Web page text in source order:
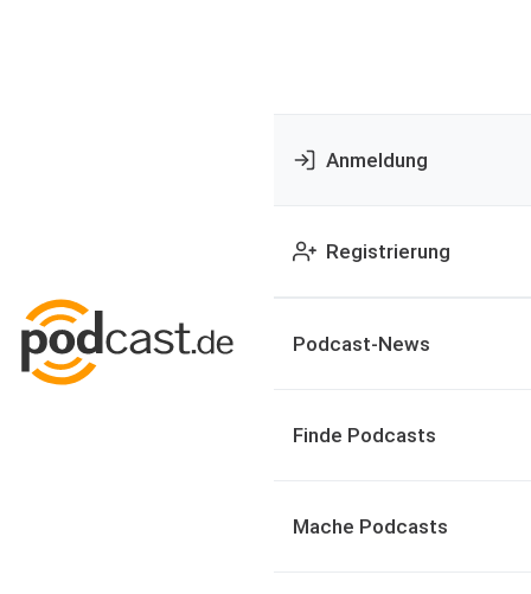
Anmeldung
Registrierung
Podcast-News
Finde Podcasts
Mache Podcasts